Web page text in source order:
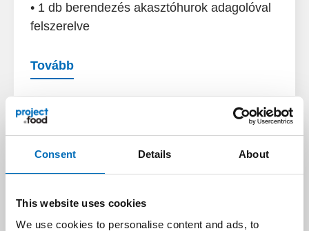
Consent Details About
This website uses cookies
We use cookies to personalise content and ads, to
• 1 db berendezés akasztóhurok adagolóval
felszerelve
Tovább